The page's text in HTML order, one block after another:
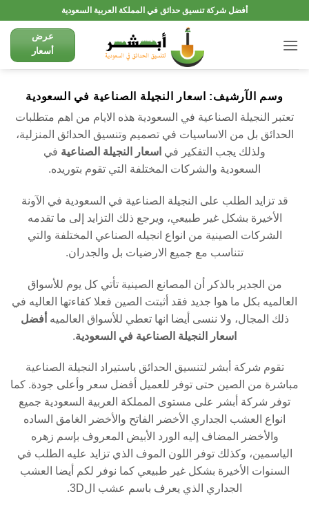
أفضل شركة تنسيق حدائق في المملكة العربية السعودية
عرض
أسعار
وسم الآرشيف:
اسعار النجيلة الصناعية في السعودية
تعتبر النجيلة الصناعية في السعودية هذه الايام من اهم متطلبات
الحدائق بل من الاساسيات في تصميم وتنسيق الحدائق المنزلية،
ولذلك يجب التفكير في اسعار النجيلة الصناعية في
السعودية والشركات المختلفة التي تقوم بتوريده.
قد تزايد الطلب على النجيلة الصناعية في السعودية في الآونة
الأخيرة بشكل غير طبيعي، ويرجع ذلك التزايد إلى ما تقدمه
الشركات الصينية من انواع انجيله الصناعي المختلفة والتي
تتناسب مع جميع الارضيات بل والجدران.
من الجدير بالذكر أن المصانع الصينية تأتي كل يوم للأسواق
العالميه بكل ما هوا جديد فقد أثبتت الصين فعلا كفاءتها العاليه في
ذلك المجال، ولا ننسى أيضا انها تعطي للأسواق العالميه أفضل
اسعار النجيلة الصناعية في السعودية.
تقوم شركة أبشر لتنسيق الحدائق باستيراد النجيلة الصناعية
مباشرة من الصين حتى توفر للعميل أفضل سعر وأعلى جودة. كما
توفر شركة أبشر على مستوى المملكة العربية السعودية جميع
انواع العشب الجداري الأخضر الفاتح والأخضر الغامق الساده
والأخضر المضاف إليه الورد الأبيض المعروف بإسم زهره
الياسمين، وكذلك توفر اللون الموف الذي تزايد عليه الطلب في
السنوات الأخيرة بشكل غير طبيعي كما نوفر لكم أيضا العشب
الجداري الذي يعرف باسم عشب ال3D.